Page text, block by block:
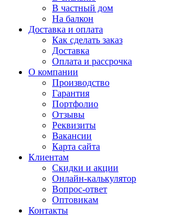
В частный дом
На балкон
Доставка и оплата
Как сделать заказ
Доставка
Оплата и рассрочка
О компании
Производство
Гарантия
Портфолио
Отзывы
Реквизиты
Вакансии
Карта сайта
Клиентам
Скидки и акции
Онлайн-калькулятор
Вопрос-ответ
Оптовикам
Контакты